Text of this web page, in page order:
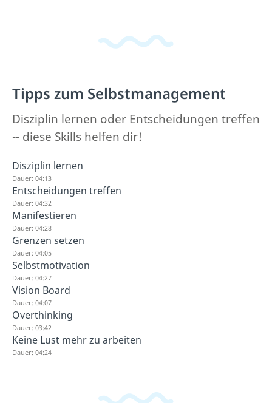
Tipps zum Selbstmanagement
Disziplin lernen oder Entscheidungen treffen
-- diese Skills helfen dir!
Disziplin lernen
Dauer: 04:13
Entscheidungen treffen
Dauer: 04:32
Manifestieren
Dauer: 04:28
Grenzen setzen
Dauer: 04:05
Selbstmotivation
Dauer: 04:27
Vision Board
Dauer: 04:07
Overthinking
Dauer: 03:42
Keine Lust mehr zu arbeiten
Dauer: 04:24